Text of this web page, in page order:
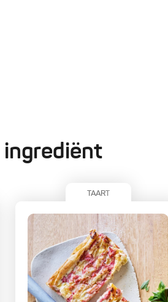
TAART